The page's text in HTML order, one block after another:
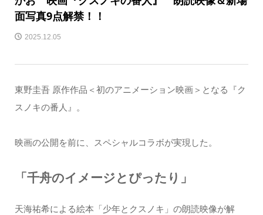
面写真9点解禁！！
2025.12.05
東野圭吾 原作作品＜初のアニメーション映画＞となる『ク
スノキの番人』。
映画の公開を前に、スペシャルコラボが実現した。
「千舟のイメージとぴったり」
天海祐希による絵本「少年とクスノキ」の朗読映像が解